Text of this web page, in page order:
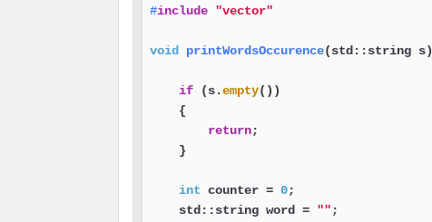
#include "vector"
void printWordsOccurence(std::string s)
if (s.empty())
    {
return;
    }
int counter = 0;
    std::string word =
"" ;